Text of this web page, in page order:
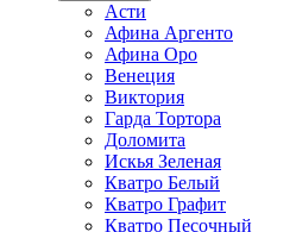
Асти
Афина Аргенто
Афина Оро
Венеция
Виктория
Гарда Тортора
Доломита
Искья Зеленая
Кватро Белый
Кватро Графит
Кватро Песочный